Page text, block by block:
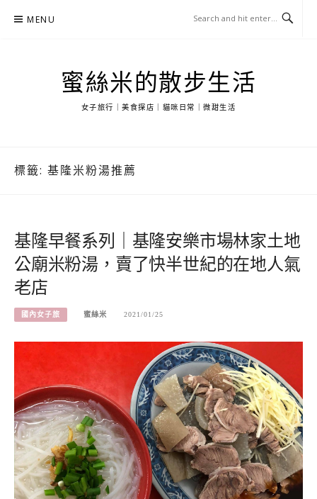
MENU
蜜絲米的散步生活
女子旅行｜美食探店｜貓咪日常｜微甜生活
標籤: 基隆米粉湯推薦
基隆早餐系列｜基隆安樂市場林家土地
公廟米粉湯，賣了快半世紀的在地人氣
老店
國內女子旅 蜜絲米 2021/01/25